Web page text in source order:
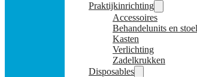
Praktijkinrichting
Accessoires
Behandelunits en
Kasten
Verlichting
Zadelkrukken
Disposables